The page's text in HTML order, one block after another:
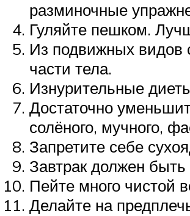
разминочные
Гуляйте пешком.
Из подвижных видов
части тела.
Изнурительные
Достаточно
солёного, мучного,
Запретите себе
Завтрак должен
Пейте много чистой
Делайте на